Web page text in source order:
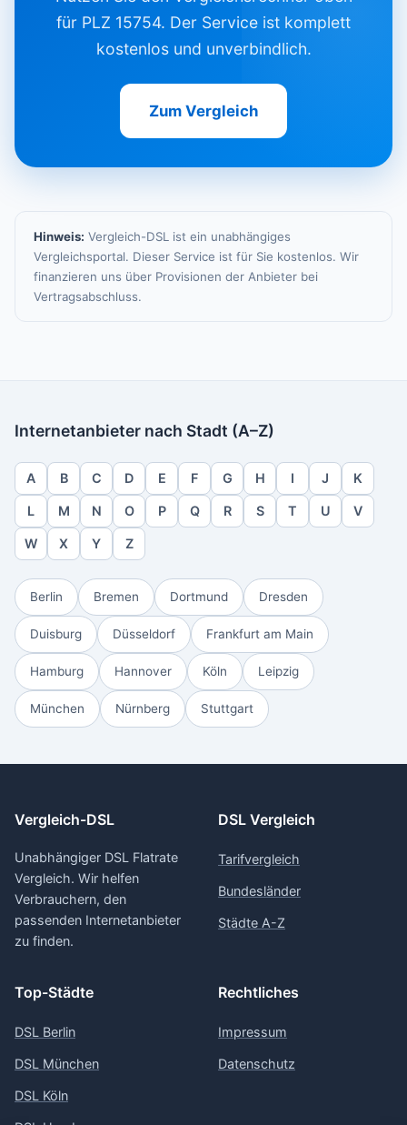
für PLZ 15754. Der Service ist komplett
kostenlos und unverbindlich.
Zum Vergleich
Hinweis: Vergleich-DSL ist ein unabhängiges
Vergleichsportal. Dieser Service ist für Sie kostenlos. Wir
finanzieren uns über Provisionen der Anbieter bei
Vertragsabschluss.
Internetanbieter nach Stadt (A–Z)
A B C D E F G H I J K
L M N O P Q R S T U V
W X Y Z
Berlin Bremen Dortmund Dresden
Duisburg Düsseldorf Frankfurt am Main
Hamburg Hannover Köln Leipzig
München Nürnberg Stuttgart
Vergleich-DSL
Unabhängiger DSL Flatrate
Vergleich. Wir helfen
Verbrauchern, den
passenden Internetanbieter
zu finden.
DSL Vergleich
Tarifvergleich
Bundesländer
Städte A-Z
Top-Städte
DSL Berlin
DSL München
DSL Köln
Rechtliches
Impressum
Datenschutz